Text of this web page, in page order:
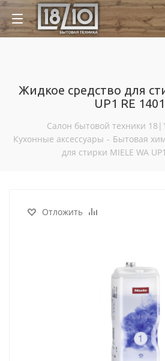
Жидкое средство для
UP1 RE
Салон бытовой техники
Кухонные аксессуары - Бытовая
для стирки MIELE WA
Отложить